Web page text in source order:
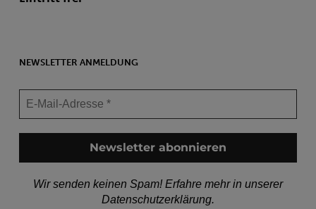
NEWSLETTER ANMELDUNG
Wir senden keinen Spam! Erfahre mehr in unserer
Datenschutzerklärung.